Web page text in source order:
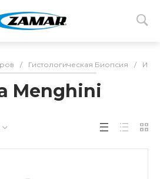
/ Гистологическая Биопсия /
Menghini